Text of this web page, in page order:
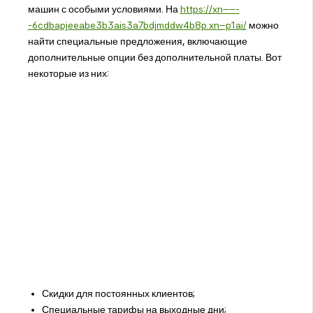
машин с особыми условиями. На https://xn-----
-6cdbapjeeabe3b3ais3a7bdjmddw4b8p.xn--p1ai/можно
найти специальные предложения, включающие
дополнительные опции без дополнительной платы. Вот
некоторые из них:
Скидки для постоянных клиентов;
Специальные тарифы на выходные дни;